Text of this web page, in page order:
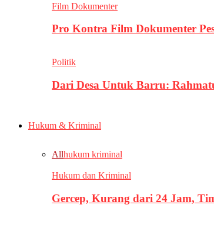
Film Dokumenter
Pro Kontra Film Dokumenter
Politik
Dari Desa Untuk Barru:
Hukum & Kriminal
Allhukum kriminal
Hukum dan Kriminal
Gercep, Kurang dari 24 Jam,